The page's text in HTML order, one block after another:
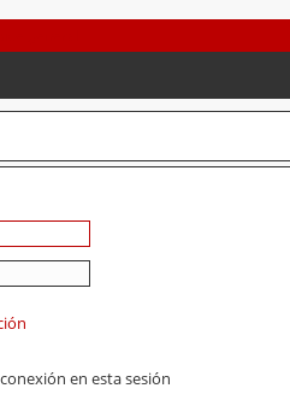
en esta sesión